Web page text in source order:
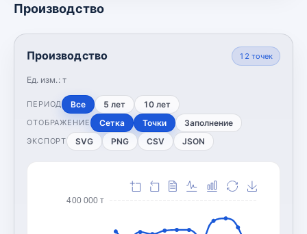
Производство
Производство
Ед. изм.: т
12 точек
ПЕРИОД Все 5 лет 10 лет
ОТОБРАЖЕНИЕ Сетка Точки Заполнение
ЭКСПОРТ SVG PNG CSV JSON
400 000 т